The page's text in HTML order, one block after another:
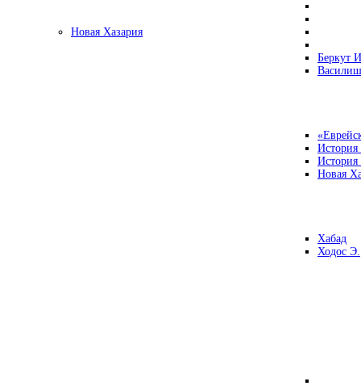
Новая Хазария
Беркут
Новая
Хабад
Ходос Э.